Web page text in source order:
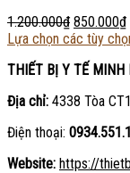
1.200.000₫ 850.000₫
Lựa chọn các tùy
THIẾT BỊ Y TẾ MINH
Địa chỉ: 4338 Tòa
Điện thoại:
Website: https://